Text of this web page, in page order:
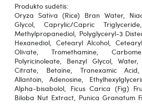
Produkto sudėtis:
Oryza Sativa (Rice) Bran Water,
Glycol, Caprylic/Capric
Methylpropanediol, Polyglyceryl-3
Hexanediol, Cetearyl Alcohol,
Olivate, Tromethamine,
Polyricinoleate, Benzyl Glycol,
Citrate, Betaine, Tranexamic Acid,
Allantoin, Adenosine,
Alpha-bisabolol, Ficus Carica (Fig)
Biloba Nut Extract, Punica Granatum